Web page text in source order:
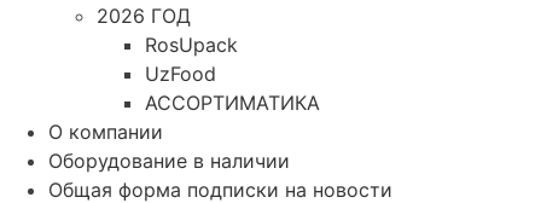
2026 ГОД
RosUpack
UzFood
АССОРТИМАТИКА
О компании
Оборудование в наличии
Общая форма подписки на новости